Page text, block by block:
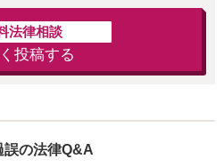
法律相談
投稿する
誤の法律Q&A